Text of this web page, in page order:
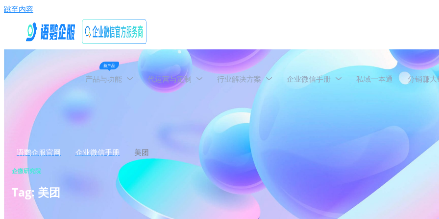
跳至内容
新产品
产品与功能 代运营与定制 行业解决方案 企业微信手册 私域一本通 分销赚大
语鹦企服官网 企业微信手册 美团
企微研究院
Tag: 美团